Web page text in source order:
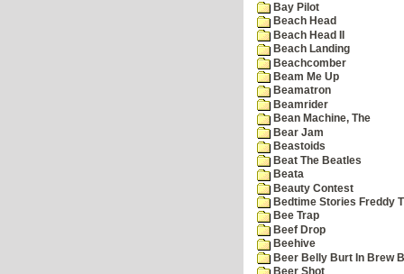
Bay Pilot
Beach Head
Beach Head II
Beach Landing
Beachcomber
Beam Me Up
Beamatron
Beamrider
Bean Machine, The
Bear Jam
Beastoids
Beat The Beatles
Beata
Beauty Contest
Bedtime Stories Freddy
Bee Trap
Beef Drop
Beehive
Beer Belly Burt In Brew
Beer Shot